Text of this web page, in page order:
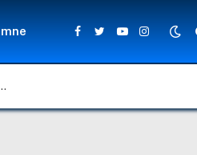
Facebook
TwitterYouTubeInstagram
OD ŽIVOTINJA, UZ IGNORISANJE SOPSTVENIH PROPISA